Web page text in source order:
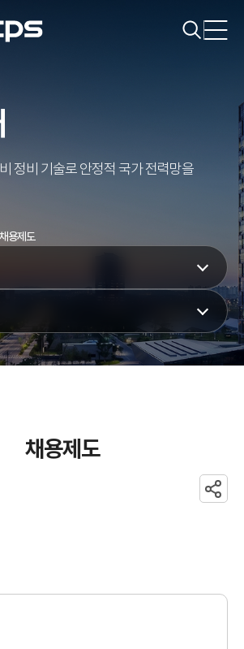
정비 기술로 안정적 국가 전력망을
채용제도
채용제도
공유